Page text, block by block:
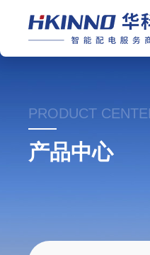
PRODUCT
产品中心